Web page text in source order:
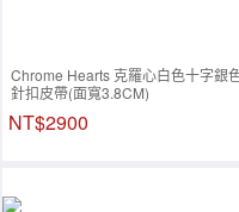
Chrome Hearts 克羅心白色十字銀
針扣皮帶(面寬3.8CM)
NT$2900